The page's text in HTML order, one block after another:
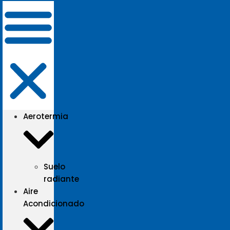
Aerotermia
Suelo
radiante
Aire
Acondicionado